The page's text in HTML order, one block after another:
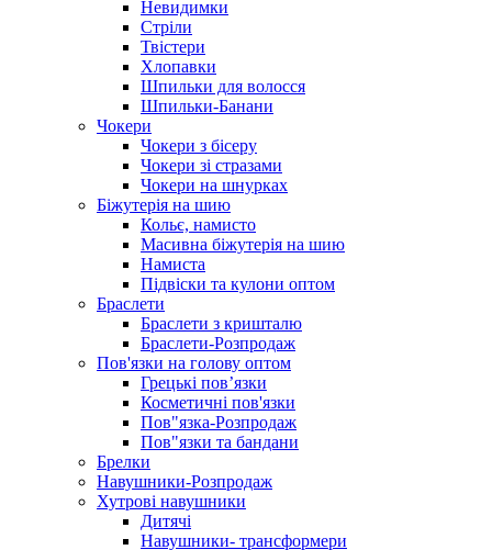
Невидимки
Стріли
Твістери
Хлопавки
Шпильки для волосся
Шпильки-Банани
Чокери
Чокери з бісеру
Чокери зі стразами
Чокери на шнурках
Біжутерія на шию
Кольє, намисто
Масивна біжутерія на шию
Намиста
Підвіски та кулони оптом
Браслети
Браслети з кришталю
Браслети-Розпродаж
Пов'язки на голову оптом
Грецькі пов’язки
Косметичні пов'язки
Пов"язка-Розпродаж
Пов"язки та бандани
Брелки
Навушники-Розпродаж
Хутрові навушники
Дитячі
Навушники- трансформери